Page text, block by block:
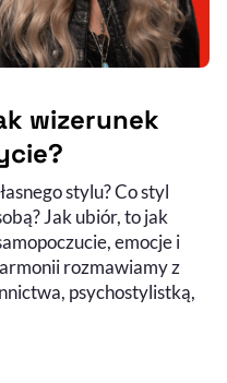
wizerunek
stylu? Co styl
Jak ubiór, to jak
emocje i
rozmawiamy z
psychostylistką,